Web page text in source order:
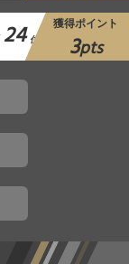
24 位
獲得ポイント
3pts